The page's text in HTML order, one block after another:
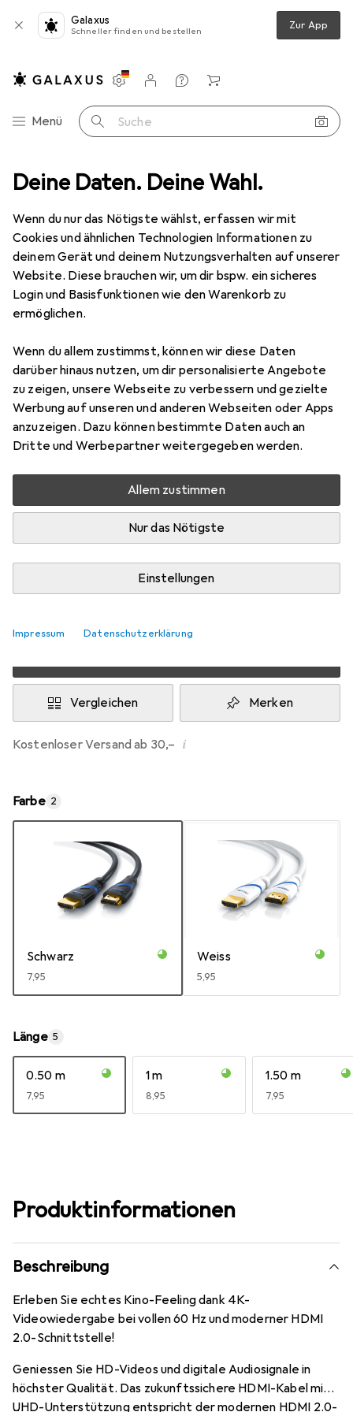
Deine Daten. Deine Wahl.
Wenn du nur das Nötigste wählst, erfassen wir mit
Cookies und ähnlichen Technologien Informationen zu
deinem Gerät und deinem Nutzungsverhalten auf unserer
Website. Diese brauchen wir, um dir bspw. ein sicheres
Login und Basisfunktionen wie den Warenkorb zu
ermöglichen.
Wenn du allem zustimmst, können wir diese Daten
darüber hinaus nutzen, um dir personalisierte Angebote
zu zeigen, unsere Webseite zu verbessern und gezielte
Werbung auf unseren und anderen Webseiten oder Apps
anzuzeigen. Dazu können bestimmte Daten auch an
Dritte und Werbepartner weitergegeben werden.
Allem zustimmen
Nur das Nötigste
Einstellungen
Impressum Datenschutzerklärung
Galaxus
Schneller finden und bestellen Zur App
Navigation nach Kategorien
Menü Suche
Einstellungen
Kundenkonto
Vergleichslisten
Merklisten
Warenkorb
HD - Ethernet Highspeed - Full HD - 3D - ARC - 3 fach geschirmt
7 Bilder
PrimewireHDMI Kabel 2.0b - 4k 60Hz
Ultra HD - Ethernet Highspeed - Full
HD - 3D - ARC - 3 fach geschirmt
0.50 m
Preis in EUR inkl. MwSt.
EUR
7,95
Bewertungen Marke
Zwischen Di, 11.8. und Mo, 17.8. geliefert
Mehr als 10 Stück an Lager beim Drittanbieter
Lieferort angeben für genaue Lieferzeit
Angebot von i
Vergleichen Merken
Kostenloser Versand ab 30,– i
Farbe 2
Schwarz
EUR
7,95
Weiss
EUR
5,95
Länge 5
0.50 m
EUR
7,95
1 m
EUR
8,95
1.50 m
EUR
7,95
Produktinformationen
Beschreibung
Erleben Sie echtes Kino-Feeling dank 4K-
Videowiedergabe bei vollen 60 Hz und moderner HDMI
2.0-Schnittstelle!
Geniessen Sie HD-Videos und digitale Audiosignale in
höchster Qualität. Das zukunftssichere HDMI-Kabel mit
UHD-Unterstützung entspricht der modernen HDMI 2.0-